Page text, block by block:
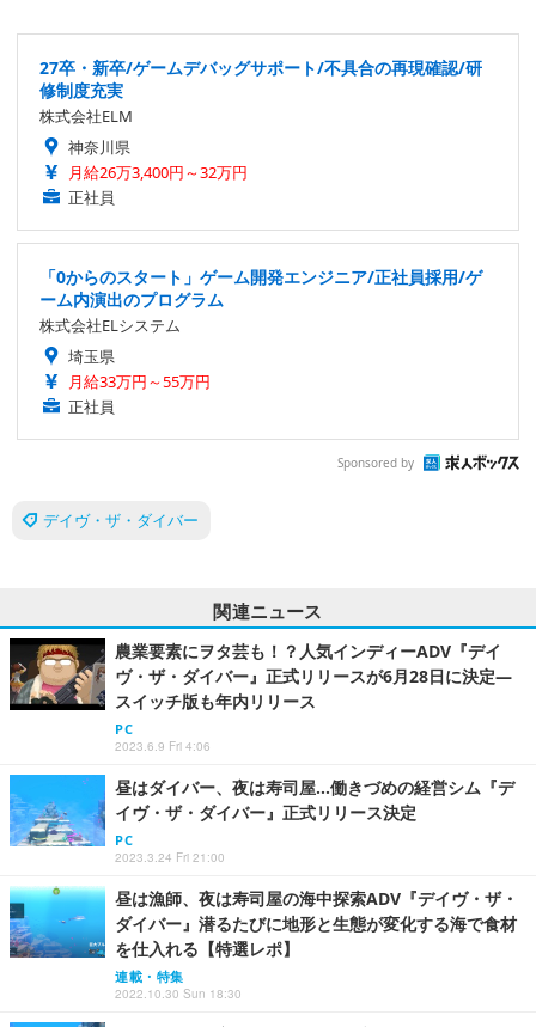
27卒・新卒/ゲームデバッグサポート/不具合の再現確認/研
修制度充実
株式会社ELM
神奈川県
月給26万3,400円～32万円
正社員
「0からのスタート」ゲーム開発エンジニア/正社員採用/ゲ
ーム内演出のプログラム
株式会社ELシステム
埼玉県
月給33万円～55万円
正社員
Sponsored by
デイヴ・ザ・ダイバー
関連ニュース
農業要素にヲタ芸も！？人気インディーADV『デイ
ヴ・ザ・ダイバー』正式リリースが6月28日に決定―
スイッチ版も年内リリース
PC
2023.6.9 Fri 4:06
昼はダイバー、夜は寿司屋…働きづめの経営シム『デ
イヴ・ザ・ダイバー』正式リリース決定
PC
2023.3.24 Fri 21:00
昼は漁師、夜は寿司屋の海中探索ADV『デイヴ・ザ・
ダイバー』潜るたびに地形と生態が変化する海で食材
を仕入れる【特選レポ】
連載・特集
2022.10.30 Sun 18:30